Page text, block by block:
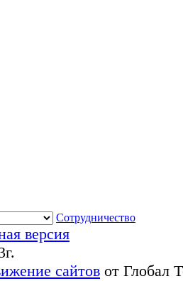
Сотрудничество
версия
сайтов от Глобал